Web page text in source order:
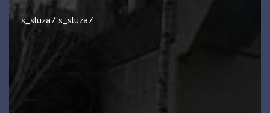
s_sluza7 s_sluza7